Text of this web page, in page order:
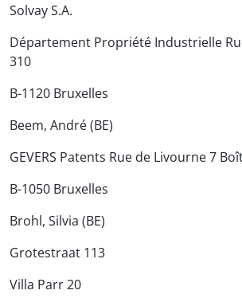
Solvay S.A.
Département Propriété Industrielle
310
B-1120 Bruxelles
Beem, André (BE)
GEVERS Patents Rue de Livourne 7
B-1050 Bruxelles
Brohl, Silvia (BE)
Grotestraat 113
Villa Parr 20